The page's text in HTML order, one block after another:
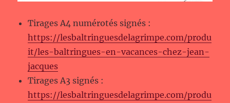
Tirages A4 numérotés signés :
https://lesbaltringuesdelagrimpe.com/produ
it/les-baltringues-en-vacances-chez-jean-
jacques
Tirages A3 signés :
https://lesbaltringuesdelagrimpe.com/produ